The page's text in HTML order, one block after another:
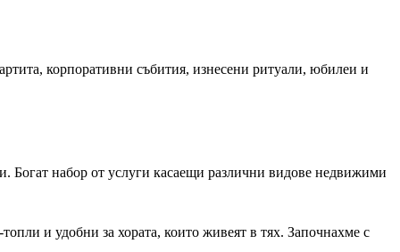
корпоративни събития, изнесени ритуали, юбилеи и
набор от услуги касаещи различни видове недвижими
и удобни за хората, които живеят в тях. Започнахме с